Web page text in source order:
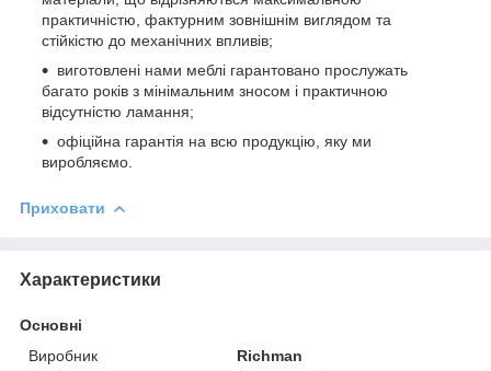
практичністю, фактурним зовнішнім виглядом та
стійкістю до механічних впливів;
виготовлені нами меблі гарантовано прослужать
багато років з мінімальним зносом і практичною
відсутністю ламання;
офіційна гарантія на всю продукцію, яку ми
виробляємо.
Приховати
Характеристики
Основні
Виробник
Richman